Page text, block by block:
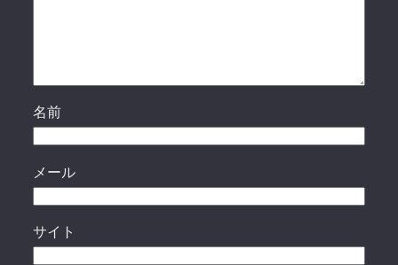
名前
メール
サイト